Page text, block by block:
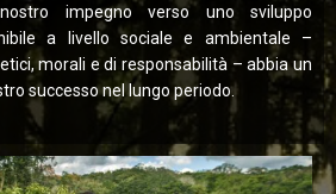
impegno verso uno sviluppo
a livello sociale e ambientale –
morali e di responsabilità – abbia un
successo nel lungo periodo.